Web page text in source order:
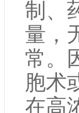
制、
量，
常。
胞术
在高